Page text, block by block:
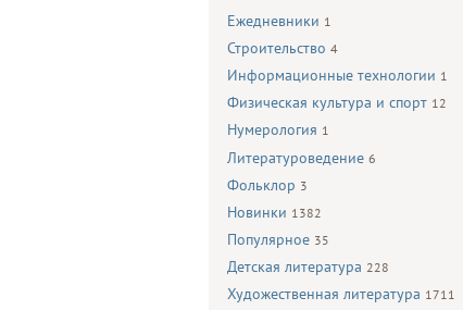
Ежедневники 1
Строительство 4
Информационные технологии 1
Физическая культура и спорт 12
Нумерология 1
Литературоведение 6
Фольклор 3
Новинки 1382
Популярное 35
Детская литература 228
Художественная литература 1711